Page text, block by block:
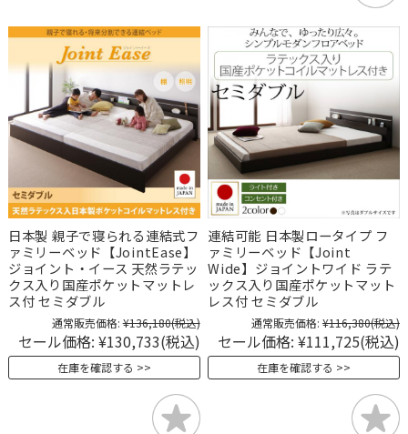
日本製 親子で寝られる連結式フ
ァミリーベッド【JointEase】
ジョイント・イース 天然ラテッ
クス入り国産ポケットマットレ
ス付 セミダブル
通常販売価格: ¥136,180(税込)
セール価格: ¥130,733(税込)
在庫を確認する
連結可能 日本製ロータイプ フ
ァミリーベッド【Joint
Wide】ジョイントワイド ラテ
ックス入り国産ポケットマット
レス付 セミダブル
通常販売価格: ¥116,380(税込)
セール価格: ¥111,725(税込)
在庫を確認する